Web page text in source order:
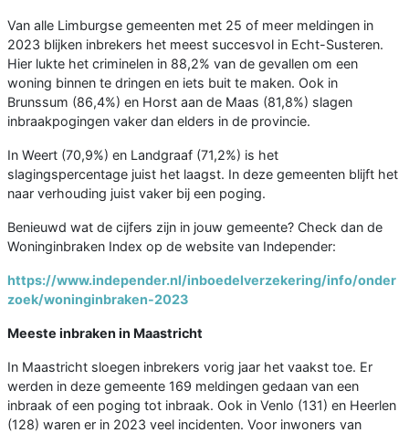
Van alle Limburgse gemeenten met 25 of meer meldingen in
2023 blijken inbrekers het meest succesvol in Echt-Susteren.
Hier lukte het criminelen in 88,2% van de gevallen om een
woning binnen te dringen en iets buit te maken. Ook in
Brunssum (86,4%) en Horst aan de Maas (81,8%) slagen
inbraakpogingen vaker dan elders in de provincie.
In Weert (70,9%) en Landgraaf (71,2%) is het
slagingspercentage juist het laagst. In deze gemeenten blijft het
naar verhouding juist vaker bij een poging.
Benieuwd wat de cijfers zijn in jouw gemeente? Check dan de
Woninginbraken Index op de website van Independer:
https://www.independer.nl/inboedelverzekering/info/onder
zoek/woninginbraken-2023
Meeste inbraken in Maastricht
In Maastricht sloegen inbrekers vorig jaar het vaakst toe. Er
werden in deze gemeente 169 meldingen gedaan van een
inbraak of een poging tot inbraak. Ook in Venlo (131) en Heerlen
(128) waren er in 2023 veel incidenten. Voor inwoners van